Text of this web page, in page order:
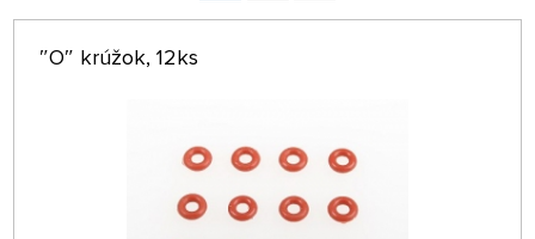
64 NA STRÁNKE
″O″ krúžok, 12ks